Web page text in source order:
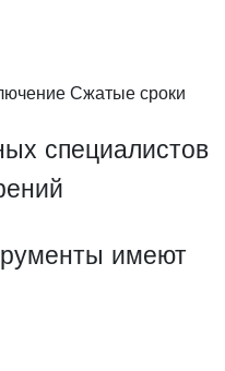
Сжатые сроки
специалистов
имеют